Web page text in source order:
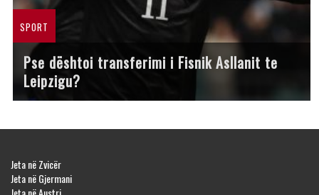
SPORT
Pse dështoi transferimi i Fisnik Asllanit te
Leipzigu?
Jeta në Zvicër
Jeta në Gjermani